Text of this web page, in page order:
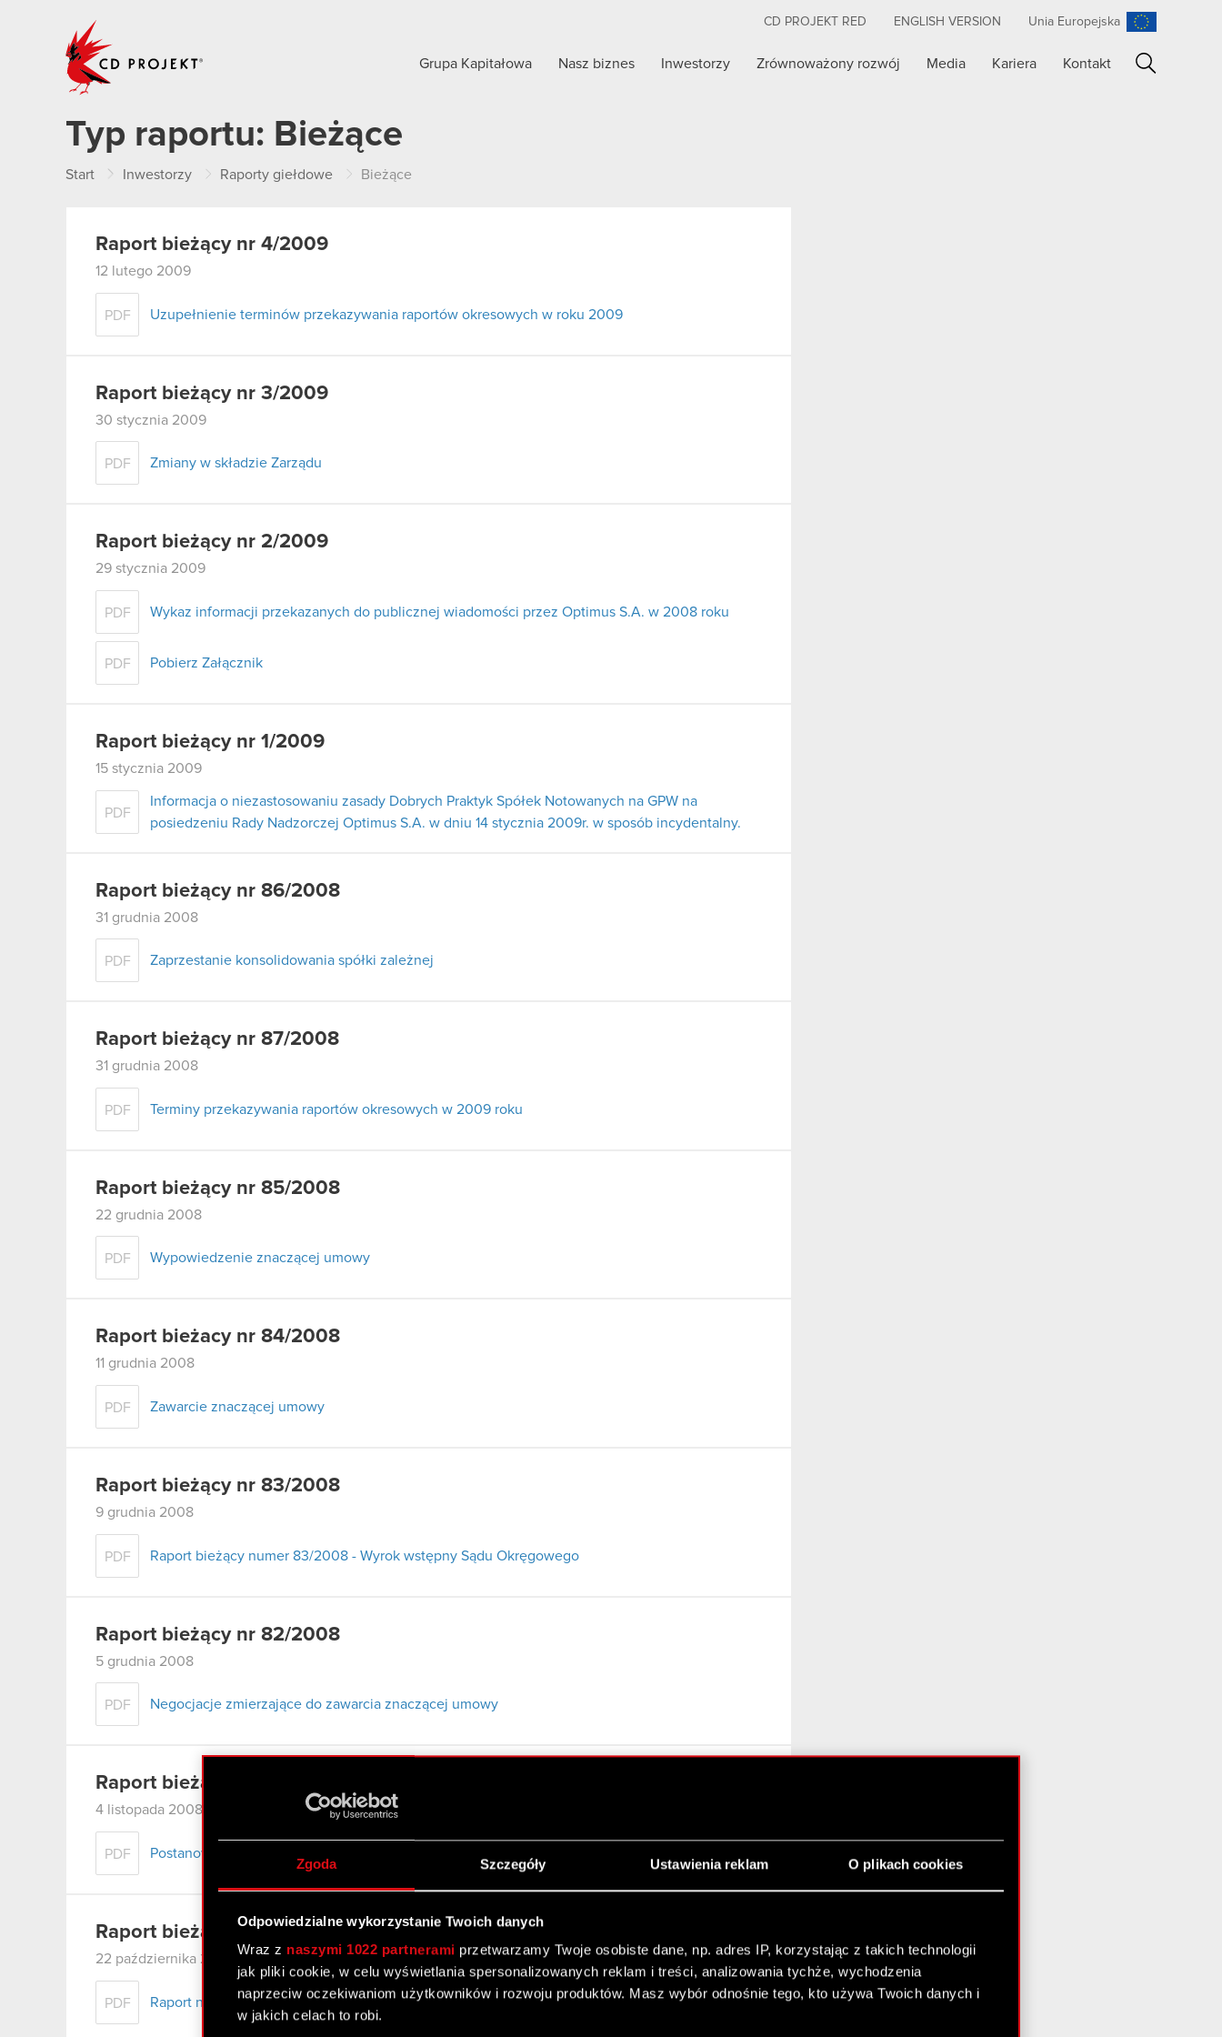
Zgoda Szczegóły Ustawienia reklam O plikach cookies
Odpowiedzialne wykorzystanie Twoich danych
Wraz z naszymi 1022 partnerami przetwarzamy Twoje osobiste dane, np. adres IP, korzystając z takich technologii
jak pliki cookie, w celu wyświetlania spersonalizowanych reklam i treści, analizowania tychże, wychodzenia
naprzeciw oczekiwaniom użytkowników i rozwoju produktów. Masz wybór odnośnie tego, kto używa Twoich danych i
w jakich celach to robi.
CD PROJEKT RED ENGLISH VERSION Unia Europejska
Grupa Kapitałowa Nasz biznes Inwestorzy Zrównoważony rozwój Media Kariera Kontakt
Typ raportu: Bieżące
Start Inwestorzy Raporty giełdowe Bieżące
Raport bieżący nr 4/2009
12 lutego 2009
PDF Uzupełnienie terminów przekazywania raportów okresowych w roku 2009
Raport bieżący nr 3/2009
30 stycznia 2009
PDF Zmiany w składzie Zarządu
Raport bieżący nr 2/2009
29 stycznia 2009
PDF Wykaz informacji przekazanych do publicznej wiadomości przez Optimus S.A. w 2008 roku
PDF Pobierz Załącznik
Raport bieżący nr 1/2009
15 stycznia 2009
PDF
Informacja o niezastosowaniu zasady Dobrych Praktyk Spółek Notowanych na GPW na
posiedzeniu Rady Nadzorczej Optimus S.A. w dniu 14 stycznia 2009r. w sposób incydentalny.
Raport bieżący nr 86/2008
31 grudnia 2008
PDF Zaprzestanie konsolidowania spółki zależnej
Raport bieżący nr 87/2008
31 grudnia 2008
PDF Terminy przekazywania raportów okresowych w 2009 roku
Raport bieżący nr 85/2008
22 grudnia 2008
PDF Wypowiedzenie znaczącej umowy
Raport bieżacy nr 84/2008
11 grudnia 2008
PDF Zawarcie znaczącej umowy
Raport bieżący nr 83/2008
9 grudnia 2008
PDF Raport bieżący numer 83/2008 - Wyrok wstępny Sądu Okręgowego
Raport bieżący nr 82/2008
5 grudnia 2008
PDF Negocjacje zmierzające do zawarcia znaczącej umowy
Raport bieżący nr 81/2008
4 listopada 2008
PDF Postanowienie sądu Rejonowego w Nowym Sączu z dnia 28.10.2008
Raport bieżący nr 77/2008
22 października 2008
PDF Raport numer 77/2008 Decyzja Spółki o zainicjowaniu zwolnień grupowych